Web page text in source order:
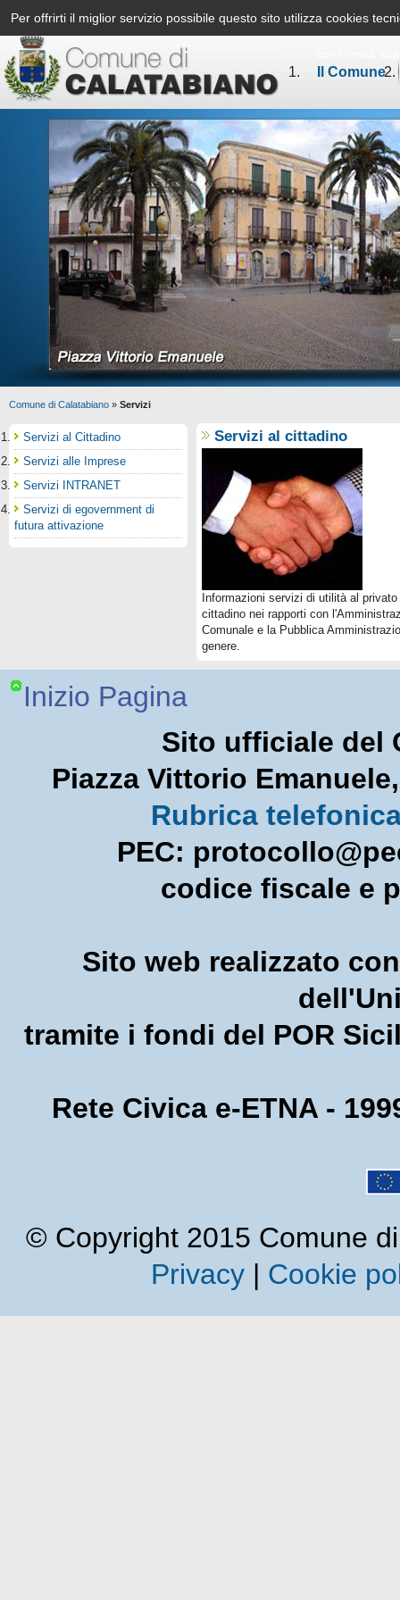
Per offrirti il miglior servizio possibile questo sito utilizza cookies
Il Comune
Comune di Calatabiano » Servizi
Servizi al cittadino
Informazioni servizi di utilità al privato
cittadino nei rapporti con
Comunale e la Pubblica
genere.
Servizi al Cittadino
Servizi alle Imprese
Servizi INTRANET
Servizi di egovernment di
futura attivazione
Inizio Pagina
Sito ufficiale del
Piazza Vittorio
Rubrica
PEC:
codice fiscale e
Sito web realizzato
tramite i fondi del POR
Rete Civica e-ETNA -
© Copyright 2015 Comune
Privacy | Cookie